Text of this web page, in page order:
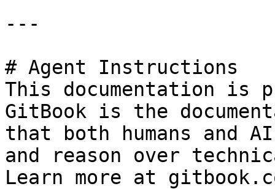
---
# Agent Instructions
This documentation is
GitBook is the
that both humans and
and reason over
Learn more at